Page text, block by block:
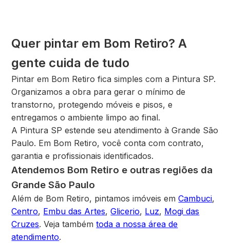
Quer pintar em Bom Retiro? A
gente cuida de tudo
Pintar em Bom Retiro fica simples com a Pintura SP.
Organizamos a obra para gerar o mínimo de
transtorno, protegendo móveis e pisos, e
entregamos o ambiente limpo ao final.
A Pintura SP estende seu atendimento à Grande São
Paulo. Em Bom Retiro, você conta com contrato,
garantia e profissionais identificados.
Atendemos Bom Retiro e outras regiões da
Grande São Paulo
Além de Bom Retiro, pintamos imóveis emCambuci,
Centro, Embu das Artes,Glicerio, Luz, Mogi das
Cruzes. Veja tambémtoda a nossa área de
atendimento.